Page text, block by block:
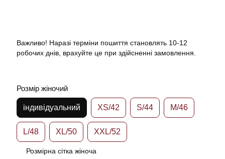
Важливо! Наразі терміни пошиття становлять 10-12
робочих днів, врахуйте це при здійсненні замовлення.
Розмір жіночий
індивідуальний XS/42 S/44 M/46
L/48 XL/50 XXL/52
Розмірна сітка жіноча